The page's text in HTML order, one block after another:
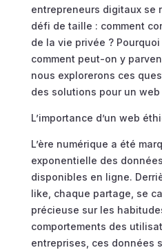
entrepreneurs digitaux se
défi de taille : comment
de la vie privée ?
comment peut-on y
nous explorerons ces
des solutions pour un
L’importance d’un web
L’ère numérique a été
exponentielle des
disponibles en ligne.
like, chaque partage, se
précieuse sur les
comportements des
entreprises, ces données